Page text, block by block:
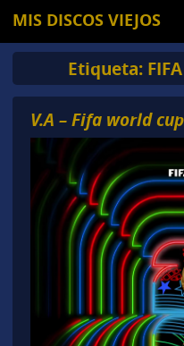
MIS DISCOS VIEJOS
Etiqueta:
V.A – Fifa world